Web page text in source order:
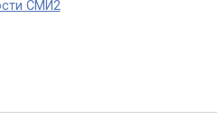
СМИ2